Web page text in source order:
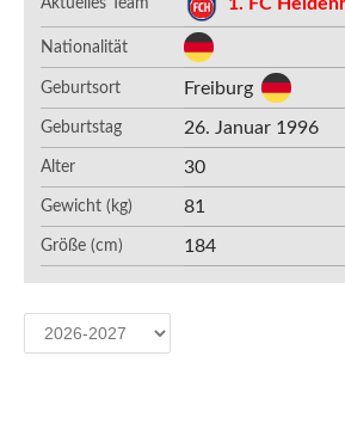
Aktuelles Team
Nationalität
Geburtsort Freiburg
Geburtstag 26. Januar 1996
Alter 30
Gewicht (kg) 81
Größe (cm) 184